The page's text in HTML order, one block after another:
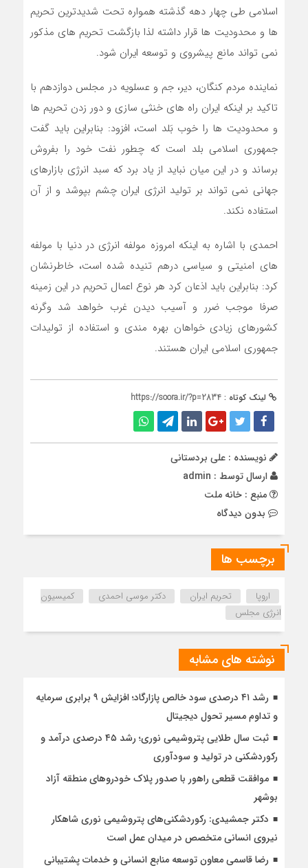
اسلامی طی چهار دهه گذشته همواره تحت شدیدترین تحریم
ها و محدودیت ها قرار داشته لذا بازگشت تحریم های مذکور
نمی تواند مانع پیشروی و توسعه ایران شود.
نماینده مردم کنگان، دیر، جم و عسلویه در مجلس دوازدهم با
تاکید بر اینکه ایران راه های خنثی سازی و دور زدن تحریم ها
و محدودیت ها را خوب بَلد است، افزود: بنابراین باید گفت
جمهوری اسلامی بلد است که چطور نفت خود را بفروش
برساند و در این میان نباید از یاد برد که سبد انرژی بازارهای
جهانی نمی تواند بر تولید انرژی ایران چشم بپوشد و از آن
استفاده نکند.
احمدی با اشاره به اینکه امروزه مولفه انرژی در دنیا با مولفه
های امنیتی و سیاسی درهم تنیده شده است، خاطرنشان
کرد: بنابراین باید اذعان کرد هر نوع اعمال تحریم در این زمینه
صرفا موجب ضرر و آسیب دیدن غرب خواهد شد وگرنه
کشورهای زیادی خواهان بهره مندی و استفاده از تولیدات
جمهوری اسلامی ایران هستند.
لینک کوتاه : https://soora.ir/?p=2834
نویسنده : علی بردستانی
ارسال توسط : admin
منبع : خانه ملت
بدون دیدگاه
برچسب ها
اروپا تحریم ایران دکتر موسی احمدی
کمیسیون
انرژی مجلس
نوشته های مشابه
رشد ۴۱ درصدی سود خالص پازارگاد؛ افزایش ۹ برابری سرمایه
و تداوم مسیر تحول دیجیتال
ثبت سال طلایی پتروشیمی نوری؛ رشد ۴۵ درصدی درآمد و
رکوردشکنی در تولید و سودآوری
موافقت قطعی راهور با صدور پلاک خودروهای منطقه آزاد
بوشهر
دکتر جمشیدی: رکوردشکنی‌های پتروشیمی نوری شاهکار
نیروی انسانی متخصص در میدان عمل است
رضا قاسمی معاون توسعه منابع انسانی و خدمات پشتیبانی